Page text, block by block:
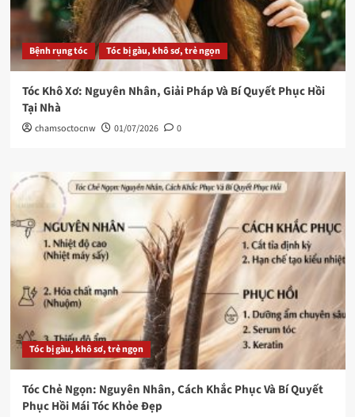
Bệnh rụng tóc Tóc bị gàu, khô sơ, trẻ ngọn
Tóc Khô Xơ: Nguyên Nhân, Giải Pháp Và Bí Quyết Phục Hồi
Tại Nhà
chamsoctocnw 01/07/2026 0
Tóc bị gàu, khô sơ, trẻ ngọn
Tóc Chẻ Ngọn: Nguyên Nhân, Cách Khắc Phục Và Bí Quyết
Phục Hồi Mái Tóc Khỏe Đẹp